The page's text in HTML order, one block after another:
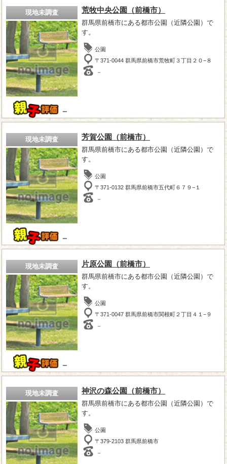
現地未調査
－
荒牧中央公園（前橋市）
群馬県前橋市にある都市公園（近隣公園）で
す。
公園
〒371-0044 群馬県前橋市荒牧町３丁目２０−８
－
現地未調査
－
芳賀公園（前橋市）
群馬県前橋市にある都市公園（近隣公園）で
す。
公園
〒371-0132 群馬県前橋市五代町６７９−１
－
現地未調査
－
片原公園（前橋市）
群馬県前橋市にある都市公園（近隣公園）で
す。
公園
〒371-0047 群馬県前橋市関根町２丁目４１−９
－
現地未調査 神沢の森公園（前橋市）
群馬県前橋市にある都市公園（近隣公園）で
す。
公園
〒379-2103 群馬県前橋市
－